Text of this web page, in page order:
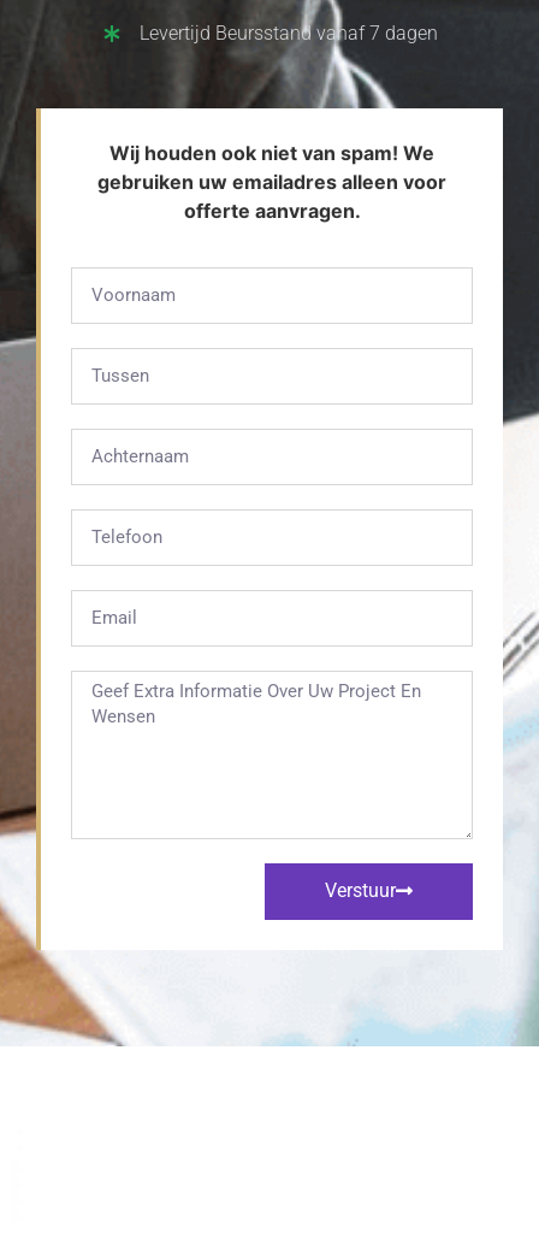
Levertijd Beursstand vanaf 7 dagen
Wij houden ook niet van spam! We
gebruiken uw emailadres alleen voor
offerte aanvragen.
Verstuur